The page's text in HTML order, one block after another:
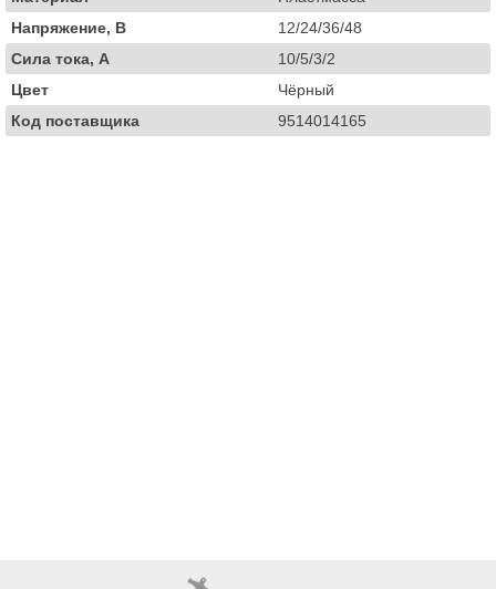
Напряжение, В
12/24/36/48
Сила тока, А
10/5/3/2
Цвет
Чёрный
Код поставщика
9514014165